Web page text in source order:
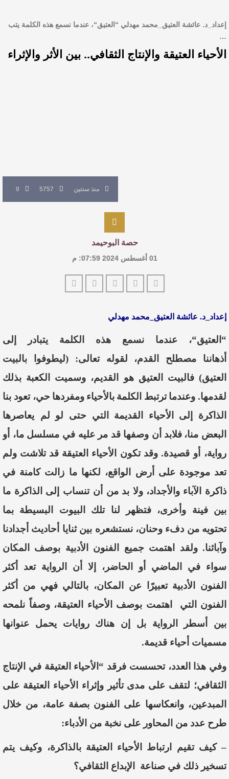
إعداد_د. عائشة العتيق_محمد مهدلي “العتيق“، عندما نسمع هذه الكلمة يتب
…
الأحياء العتيقة والإنتاج الثقافي.. بين الأثر والإثراء
منذ سنتين 5757
0
حصة البوحيمد
01 أغسطس 2024 07:59: م
إعداد_د. عائشة العتيق_محمد مهدلي
“ العتيق“، عندما نسمع هذه الكلمة يتبادر
إلى
أذهاننا
مصطلح القدم،
لقوله تعالى: (ليطوفوا بالبيت
العتيق) فالبيت العتيق هو القديم، وسميت الكعبة بذلك
لقدمها. وعندما ترتبط الكلمة بالأحياء ومفردها حي، تعود بنا
الذاكرة
إلى الأحياء القديمة التي حتى لو لم يعاصرها
البعض منا، فلابد أن وصفها قد مر عليه في مسلسل ما، أو
رواية، أو قصيدة. وقد تكون الأحياء العتيقة قد تلاشت ولم
تعد موجودة على أرض الواقع، لكنها ما زالت كامنة في
ذاكرة الآباءو الأجداد، ولا بد من أن تنساب إلى الذاكرة ما
بينفينة وأخرى، فتظهر لنا تلك البيوت البسيطة بما
تحتويه من دفء وحنان،نستشعره بين ثنايا أحاديث أجدادنا
وآبائنا.ولقد
اهتمت جميع الفنون الأدبية بوصف المكان
سواء في الماضي أو الحاضر، إلا أن الرواية تعد أكثر
الفنون الأدبية تعبيرًا عن المكان، بالتالي فهي من أكثر
الفنون التي
اهتمت بوصف الأحياء العتيقة، وصفاً نلمحه
بين أسطر الرواية بل إن هناك روايات يحمل عنوانها
مسميات أحياء قديمة.
وفي هذا العدد، تحسست فرقد “الأحياء العتيقة في الإنتاج
الثقافي؛ لتقف على مدى تأثير وإثراء الأحياء العتيقة على
المبدعين،وانعكاسها على الفنون بصفة عامة، من خلال
طرح عدد من المحاور على نخبة من الأدباء:
–كيف تقيم ارتباط الأحياء العتيقة بالذاكرة، وكيف يتم
تسخير ذلك في صناعة الإبداع الثقافي؟